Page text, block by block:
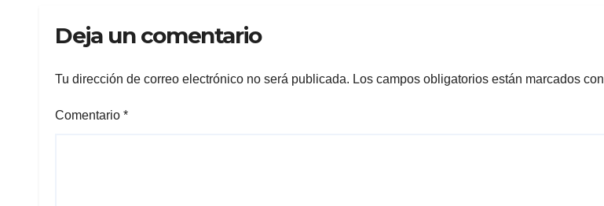
desarrollo
Deja un comentario
Tu dirección de correo electrónico no será publicada. Los campos obligatorios están marcados con
Comentario *